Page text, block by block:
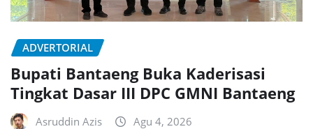
ADVERTORIAL
Bupati Bantaeng Buka Kaderisasi
Tingkat Dasar III DPC GMNI Bantaeng
Asruddin Azis Agu 4, 2026